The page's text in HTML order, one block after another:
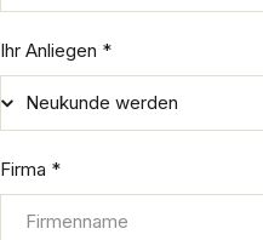
Ihr Anliegen *
Firma *